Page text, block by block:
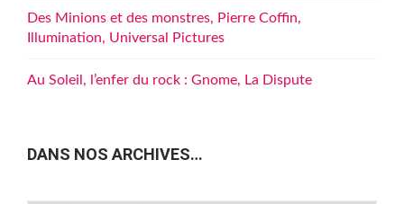
Des Minions et des monstres, Pierre Coffin,
Illumination, Universal Pictures
Au Soleil, l’enfer du rock : Gnome, La Dispute
DANS NOS ARCHIVES…